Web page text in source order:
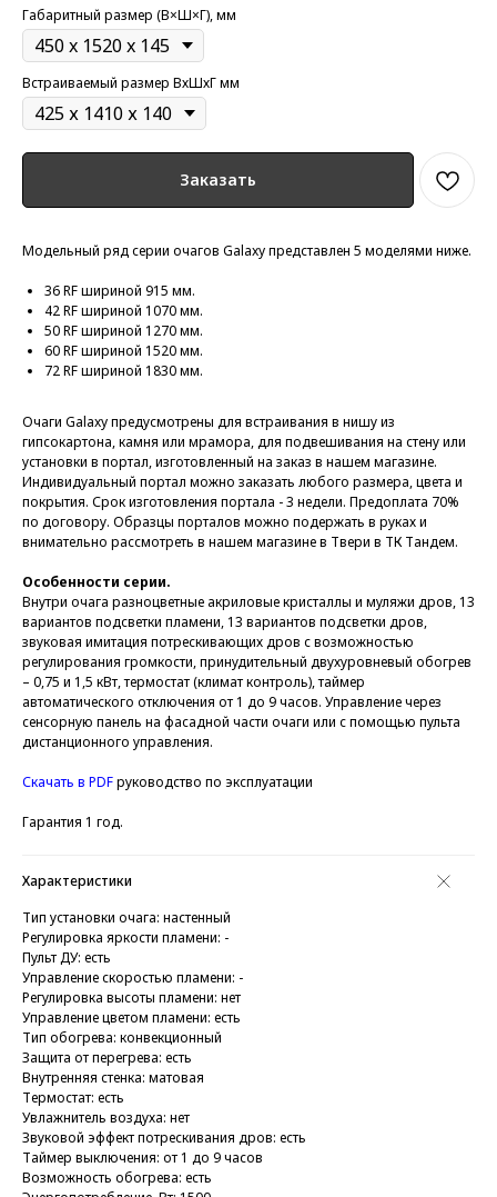
Габаритный размер (В×Ш×Г), мм
Встраиваемый размер ВхШхГ мм
Заказать
Модельный ряд серии очагов Galaxy представлен 5 моделями ниже.
36 RF шириной 915 мм.
42 RF шириной 1070 мм.
50 RF шириной 1270 мм.
60 RF шириной 1520 мм.
72 RF шириной 1830 мм.
Очаги Galaxy предусмотрены для встраивания в нишу из
гипсокартона, камня или мрамора, для подвешивания на стену или
установки в портал, изготовленный на заказ в нашем магазине.
Индивидуальный портал можно заказать любого размера, цвета и
покрытия. Срок изготовления портала - 3 недели. Предоплата 70%
по договору. Образцы порталов можно подержать в руках и
внимательно рассмотреть в нашем магазине в Твери в ТК Тандем.
Особенности серии.
Внутри очага разноцветные акриловые кристаллы и муляжи дров, 13
вариантов подсветки пламени, 13 вариантов подсветки дров,
звуковая имитация потрескивающих дров с возможностью
регулирования громкости, принудительный двухуровневый обогрев
– 0,75 и 1,5 кВт, термостат (климат контроль), таймер
автоматического отключения от 1 до 9 часов. Управление через
сенсорную панель на фасадной части очаги или с помощью пульта
дистанционного управления.
Скачать в PDFруководство по эксплуатации
Гарантия 1 год.
Характеристики
Тип установки очага: настенный
Регулировка яркости пламени: -
Пульт ДУ: есть
Управление скоростью пламени: -
Регулировка высоты пламени: нет
Управление цветом пламени: есть
Тип обогрева: конвекционный
Защита от перегрева: есть
Внутренняя стенка: матовая
Термостат: есть
Увлажнитель воздуха: нет
Звуковой эффект потрескивания дров: есть
Таймер выключения: от 1 до 9 часов
Возможность обогрева: есть